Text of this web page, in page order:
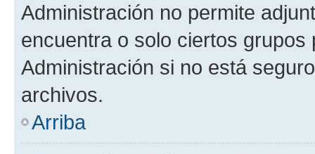
Administración no permite
encuentra o solo ciertos
Administración si no está
archivos.
Arriba